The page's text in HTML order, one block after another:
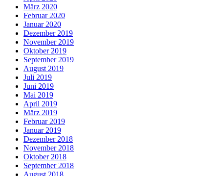
März 2020
Februar 2020
Januar 2020
Dezember 2019
November 2019
Oktober 2019
September 2019
August 2019
Juli 2019
Juni 2019
Mai 2019
April 2019
März 2019
Februar 2019
Januar 2019
Dezember 2018
November 2018
Oktober 2018
September 2018
August 2018